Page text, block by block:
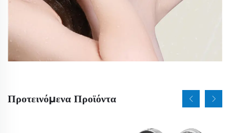
Προτεινόμενα Προϊόντα